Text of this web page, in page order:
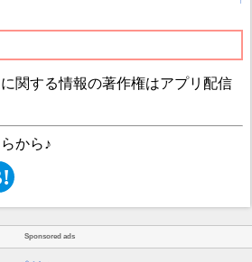
関する情報の著作権はアプリ配信
から♪
Sponsored ads